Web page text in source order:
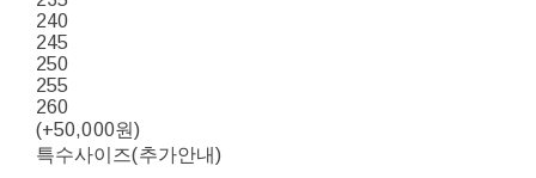
240
245
250
255
260
(+50,000원)
특수사이즈(추가안내)